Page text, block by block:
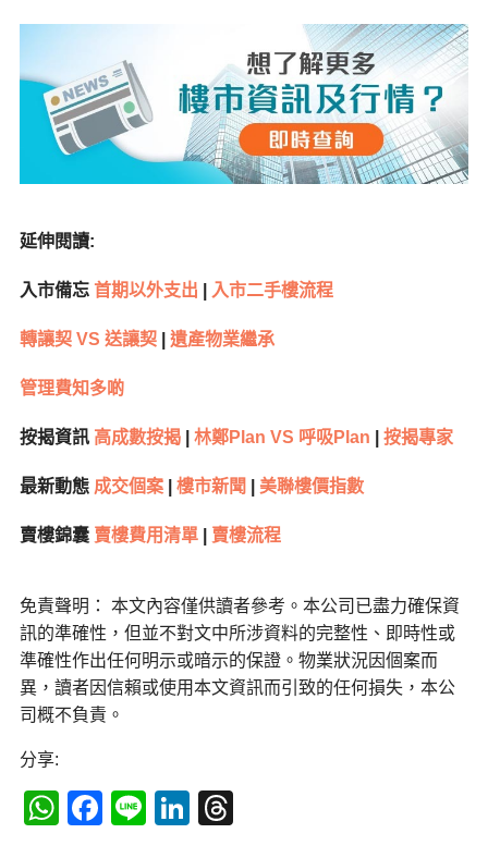
延伸閱讀:
入市備忘 首期以外支出 入市二手樓流程
轉讓契 VS 送讓契 遺產物業繼承
管理費知多啲
按揭資訊 高成數按揭| 林鄭Plan VS 呼吸Plan 按揭專家
最新動態 成交個案 樓市新聞 美聯樓價指數
賣樓錦囊 賣樓費用清單| 賣樓流程
免責聲明： 本文內容僅供讀者參考。本公司已盡力確保資
訊的準確性，但並不對文中所涉資料的完整性、即時性或
準確性作出任何明示或暗示的保證。物業狀況因個案而
異，讀者因信賴或使用本文資訊而引致的任何損失，本公
司概不負責。
分享:
WhatsApp
Facebook
LineLinkedIn